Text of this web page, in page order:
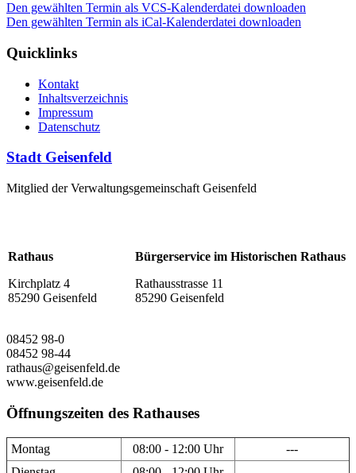
Den gewählten Termin als VCS-Kalenderdatei downloaden
Den gewählten Termin als iCal-Kalenderdatei downloaden
Quicklinks
Kontakt
Inhaltsverzeichnis
Impressum
Datenschutz
Stadt Geisenfeld
Mitglied der Verwaltungsgemeinschaft Geisenfeld
Rathaus
Kirchplatz 4
85290 Geisenfeld
Bürgerservice im Historischen Rathaus
Rathausstrasse 11
85290 Geisenfeld
08452 98-0
08452 98-44
rathaus@geisenfeld.de
www.geisenfeld.de
Öffnungszeiten des Rathauses
Montag 08:00 - 12:00 Uhr
---